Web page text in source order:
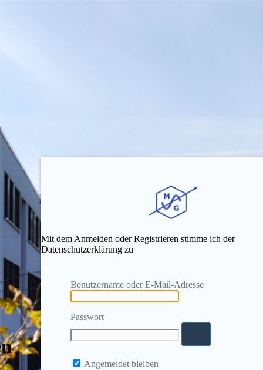
Mit dem Anmelden oder Registrieren stimme ich der
Datenschutzerklärung zu
Benutzername oder E-Mail-Adresse
Passwort
Angemeldet bleiben